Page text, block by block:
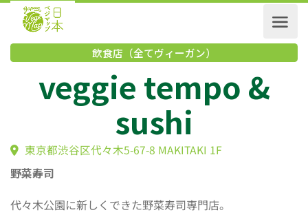
飲食店（全てヴィーガン）
veggie tempo &
sushi
野菜寿司
代々木公園に新しくできた野菜寿司専門店。